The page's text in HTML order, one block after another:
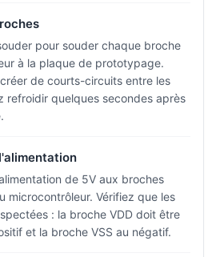
pour souder chaque broche
à la plaque de prototypage.
de courts-circuits entre les
refroidir quelques secondes après
de 5V aux broches
microcontrôleur. Vérifiez que les
: la broche VDD doit être
et la broche VSS au négatif.